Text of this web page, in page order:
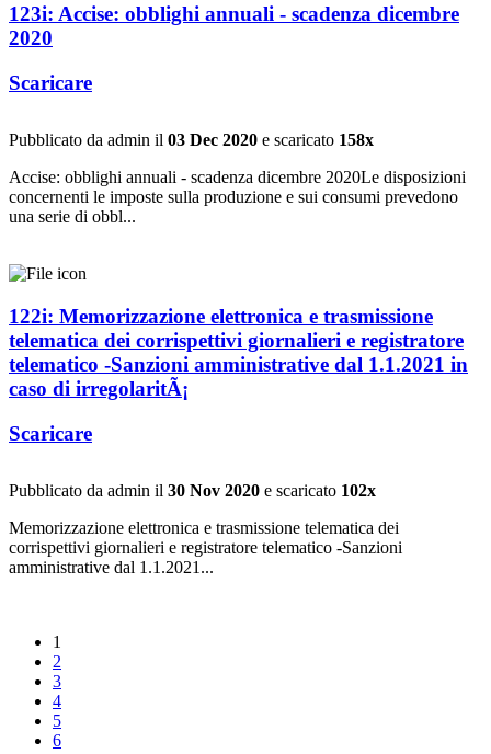
123i: Accise: obblighi annuali - scadenza dicembre
2020
Scaricare
Pubblicato da admin il 03 Dec 2020 e scaricato 158x
Accise: obblighi annuali - scadenza dicembre 2020Le disposizioni
concernenti le imposte sulla produzione e sui consumi prevedono
una serie di obbl...
122i: Memorizzazione elettronica e trasmissione
telematica dei corrispettivi giornalieri e registratore
telematico -Sanzioni amministrative dal 1.1.2021 in
caso di irregolaritÃ¡
Scaricare
Pubblicato da admin il 30 Nov 2020 e scaricato 102x
Memorizzazione elettronica e trasmissione telematica dei
corrispettivi giornalieri e registratore telematico -Sanzioni
amministrative dal 1.1.2021...
1
2
3
4
5
6